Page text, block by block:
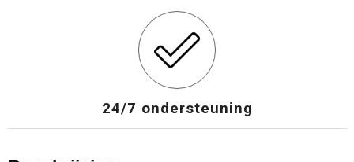
24/7 ondersteuning